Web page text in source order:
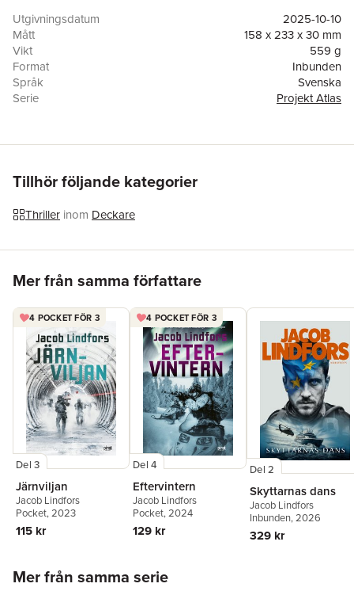
I deras hem hittas ett brev som pekar ut ett svenskt
säkerhetsföretag, vars verksamhet avslutats och vars
medarbetare verkar ha lämnat landet. FAST-gruppen, som
utreder brott över nationsgränser, kopplas in på fallet och
rekryterar Alva för att leda jakten på de skyldiga. Spåren för
henne till USA och ett samarbete med FBI. Utredningen tar
Men paret Casteberg hålls troligen frihetsberövade någonstans
säkerhetsföretagets smutsiga förflutna. Vad är deras koppling
till USA? Och vilken roll spelade den ensamma kvinnan, hon
som höll lilla Molly fången i huset i Stockholms skärgård?
De laglösas stigär en högaktuell thriller om dagens Amerika
delen i en serie om svenska poliser som korsar både
geografiska och moraliska gränser för att lösa internationella
brott.
Utgivningsdatum
2025-10-10
Mått
158 x 233 x 30 mm
Vikt
559 g
Format
Inbunden
Språk
Svenska
Serie
Projekt Atlas
Förlag
Norstedts
ISBN
Miljömärkning
Tillhör följande kategorier
Thriller inom Deckare
Mer från samma författare
4 POCKET FÖR 3
Del 3
Järnviljan
Jacob Lindfors
Pocket, 2023
115 kr
4 POCKET FÖR 3
Del 4
Eftervintern
Jacob Lindfors
Pocket, 2024
129 kr
Del 2
Skyttarnas dans
Jacob Lindfors
Inbunden, 2026
329 kr
Mer från samma serie